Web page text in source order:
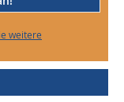
weitere